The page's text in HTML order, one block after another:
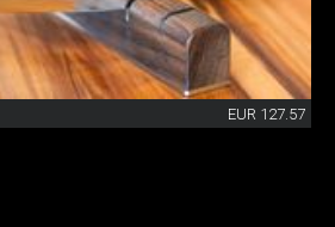
EUR 127.57